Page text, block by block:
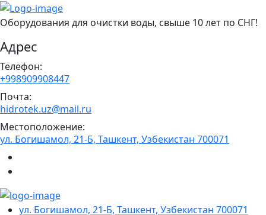
Оборудования для очистки воды, свыше 10 лет по СНГ!
Адрес
Телефон:
+998909908447
Почта:
hidrotek.uz@mail.ru
Местоположение:
ул. Богишамол, 21-Б, Ташкент, Узбекистан 700071
ул. Богишамол, 21-Б, Ташкент, Узбекистан 700071